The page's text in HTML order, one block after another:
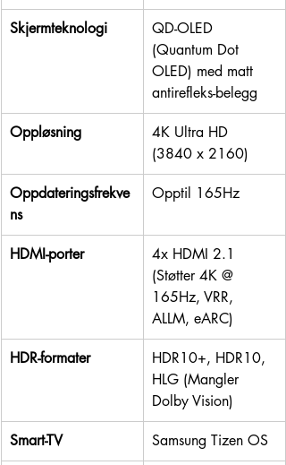
Skjermteknologi
QD-OLED
(Quantum Dot
OLED) med matt
antirefleks-belegg
Oppløsning
4K Ultra HD
(3840 x 2160)
Oppdateringsfrekve
ns
Opptil 165Hz
HDMI-porter
4x HDMI 2.1
(Støtter 4K @
165Hz, VRR,
ALLM, eARC)
HDR-formater
HDR10+, HDR10,
HLG (Mangler
Dolby Vision)
Smart-TV Samsung Tizen OS